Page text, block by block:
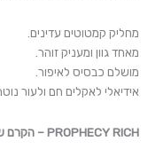
מחליק קמטוטים עדינים.
מאחד גוון ומעניק זוהר.
מושלם כבסיס לאיפור.
אידיאלי לאקלים חם ולעור
PROPHECY RICH – הקרם שמפנק עור יבש ובוגר